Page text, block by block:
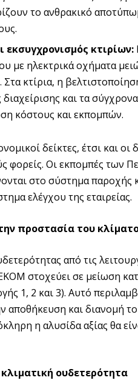
το ανθρακικό
εκσυγχρονισμός κτιρίων:
με ηλεκτρικά οχήματα
κτίρια, η
διαχείρισης και τα
κόστους και εκπομπών.
δείκτες, έτσι και
φορείς. Οι εκπομπές των
στο σύστημα παροχής
ελέγχου της εταιρείας.
προστασία του
από τις
στοχεύει σε μείωση
1, 2 και 3). Αυτό
αποθήκευση και διανομή
η αλυσίδα αξίας θα
κλιματική ουδετερότητα